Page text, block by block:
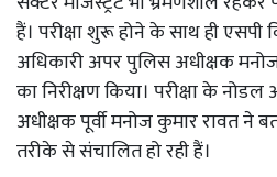
हैं। परीक्षा शुरू होने के साथ ही
अधिकारी अपर पुलिस अधीक्षक मनोज‌
का निरीक्षण किया। परीक्षा के
अधीक्षक पूर्वी मनोज कुमार रावत ने
तरीके से संचालित हो रही हैं।